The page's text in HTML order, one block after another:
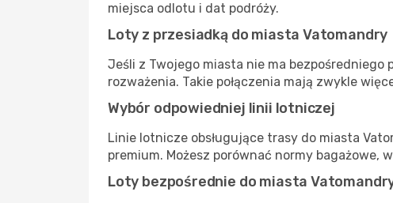
miejsca odlotu i dat podróży.
Loty z przesiadką do miasta Vatomandry
Jeśli z Twojego miasta nie ma
rozważenia. Takie połączenia mają zwykle
Wybór odpowiedniej linii lotniczej
Linie lotnicze obsługujące trasy do miasta
premium. Możesz porównać normy bagażowe,
Loty bezpośrednie do miasta